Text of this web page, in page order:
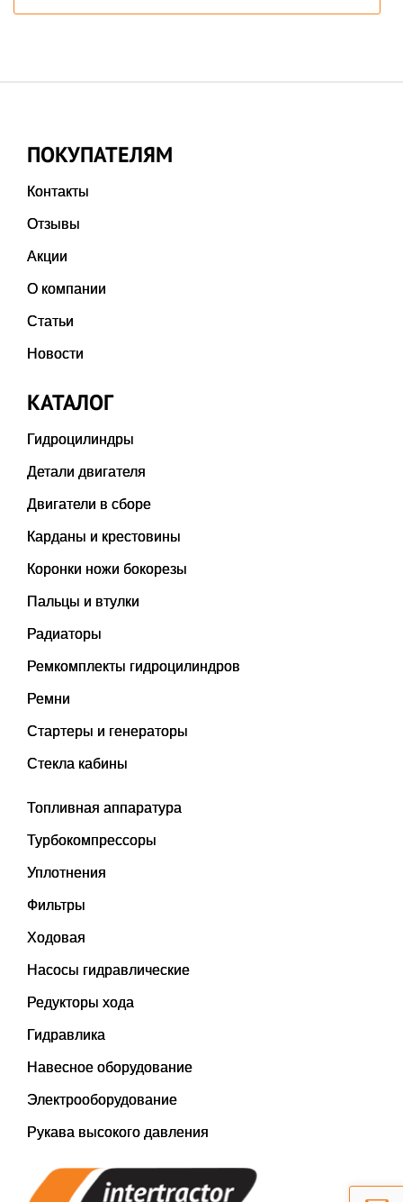
ПОКУПАТЕЛЯМ
Контакты
Отзывы
Акции
О компании
Статьи
Новости
КАТАЛОГ
Гидроцилиндры
Детали двигателя
Двигатели в сборе
Карданы и крестовины
Коронки ножи бокорезы
Пальцы и втулки
Радиаторы
Ремкомплекты гидроцилиндров
Ремни
Стартеры и генераторы
Стекла кабины
Топливная аппаратура
Турбокомпрессоры
Уплотнения
Фильтры
Ходовая
Насосы гидравлические
Редукторы хода
Гидравлика
Навесное оборудование
Электрооборудование
Рукава высокого давления